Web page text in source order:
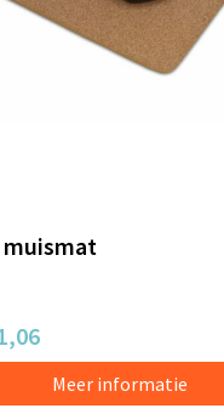
muismat
Meer informatie